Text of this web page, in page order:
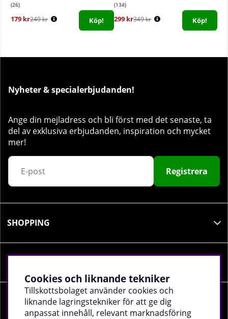
26
179 kr249 kr Köp!
134
299 kr349 kr Köp!
Nyheter & specialerbjudanden!
Ange din mejladress och bli först med det senaste, ta
del av exklusiva erbjudanden, inspiration och mycket
mer!
Registrera
SHOPPING
SOCIALA MEDIER
Cookies och liknande tekniker
Tillskottsbolaget använder cookies och
liknande lagringstekniker för att ge dig
anpassat innehåll, relevant marknadsföring